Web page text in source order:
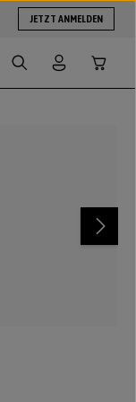
JETZT ANMELDEN